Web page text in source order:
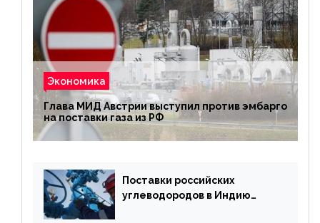
Экономика
Глава МИД Австрии выступил против эмбарго
на поставки газа из РФ
Поставки российских
углеводородов в Индию